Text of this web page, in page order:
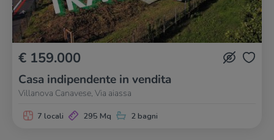
€ 159.000
Casa indipendente in vendita
Villanova Canavese, Via aiassa
7 locali 295 Mq 2 bagni